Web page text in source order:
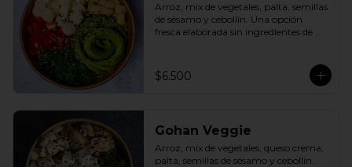
Arroz, mix de vegetales, palta, semillas
de sésamo y cebollín. Una opción
fresca elaborada sin ingredientes de
$6.500
Gohan Veggie
Arroz, mix de vegetales, queso crema,
palta, semillas de sésamo y cebollín.